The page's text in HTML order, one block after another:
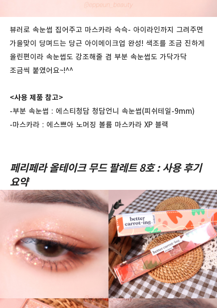
뷰러로 속눈썹 집어주고 마스카라 슥슥- 아이라인까지 그려주면
가을맞이 당며드는 당근 아이메이크업 완성! 색조를 조금 진하게
올린편이라 속눈썹도 강조해줄 겸 부분 속눈썹도 가닥가닥
조금씩 붙였어요~!^^
<사용 제품 참고>
-부분 속눈썹 : 에스티청담 청담언니 속눈썹(피쉬테일-9mm)
-마스카라 : 에스쁘아 노머징 볼륨 마스카라 XP 블랙
페리페라 올테이크 무드 팔레트 8호 : 사용 후기
요약